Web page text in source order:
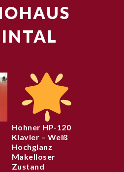
Hohner HP-120
Klavier – Weiß
Hochglanz
Makelloser
Zustand